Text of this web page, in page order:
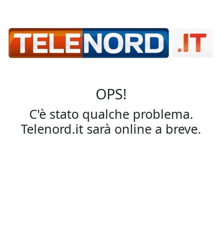
OPS!
C'è stato qualche problema.
Telenord.it sarà online a breve.